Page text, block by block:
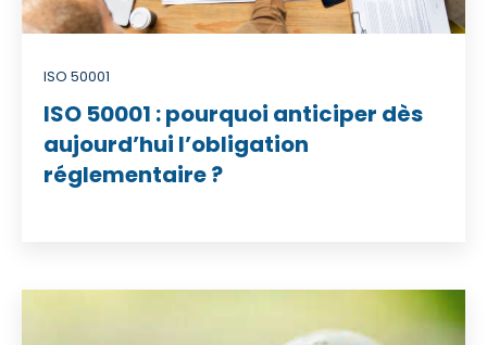
ISO 50001
ISO 50001 : pourquoi anticiper dès
aujourd’hui l’obligation
réglementaire ?